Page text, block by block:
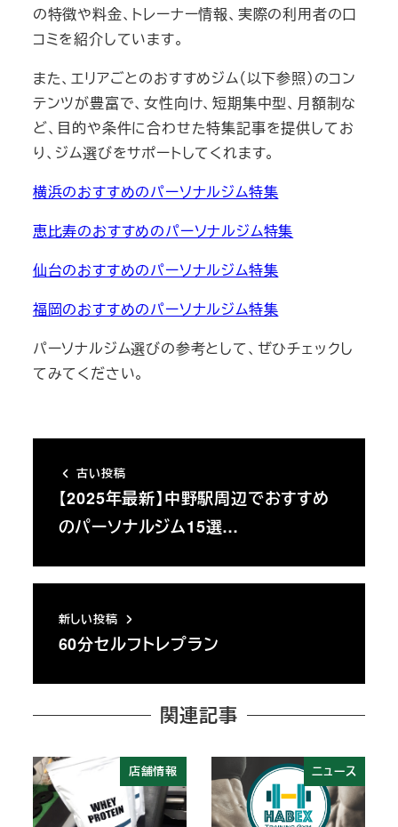
の特徴や料金、トレーナー情報、実際の利用者の口
コミを紹介しています。
また、エリアごとのおすすめジム（以下参照）のコン
テンツが豊富で、女性向け、短期集中型、月額制な
ど、目的や条件に合わせた特集記事を提供してお
り、ジム選びをサポートしてくれます。
横浜のおすすめのパーソナルジム特集
恵比寿のおすすめのパーソナルジム特集
仙台のおすすめのパーソナルジム特集
福岡のおすすめのパーソナルジム特集
パーソナルジム選びの参考として、ぜひチェックし
てみてください。
古い投稿
【2025年最新】中野駅周辺でおすすめ
のパーソナルジム15選…
新しい投稿
60分セルフトレプラン
関連記事
店舗情報 ニュース